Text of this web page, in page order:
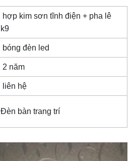
hợp kim sơn tĩnh điện + pha lê
k9
bóng đèn led
2 năm
liên hệ
Đèn bàn trang trí